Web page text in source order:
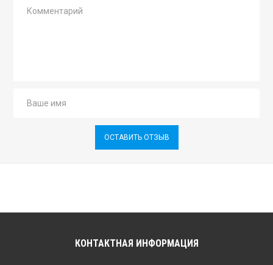
ОСТАВИТЬ ОТЗЫВ
КОНТАКТНАЯ ИНФОРМАЦИЯ